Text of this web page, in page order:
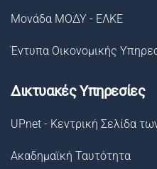
Μονάδα ΜΟΔΥ - ΕΛΚΕ
Έντυπα Οικονομικής
Δικτυακές Υπηρεσίες
UPnet - Κεντρική Σελίδα
Ακαδημαϊκή Ταυτότητα